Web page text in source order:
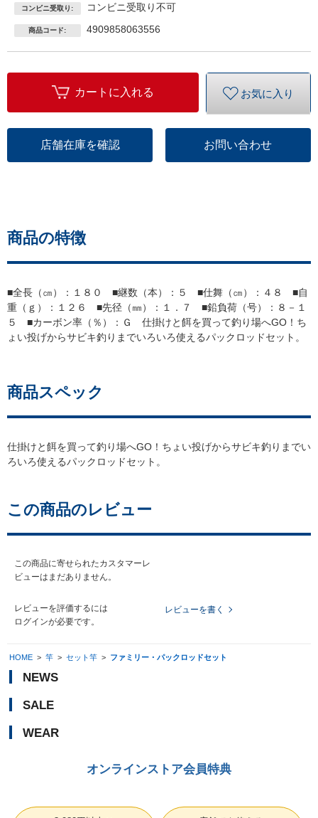
コンビニ受取り: コンビニ受取り不可
商品コード: 4909858063556
カートに入れる お気に入り
店舗在庫を確認 お問い合わせ
商品の特徴
■全長（㎝）：１８０ ■継数（本）：５ ■仕舞（㎝）：４８ ■自
重（ｇ）：１２６ ■先径（㎜）：１．７ ■鉛負荷（号）：８－１
５ ■カーボン率（％）：Ｇ 仕掛けと餌を買って釣り場へGO！ち
ょい投げからサビキ釣りまでいろいろ使えるパックロッドセット。
商品スペック
仕掛けと餌を買って釣り場へGO！ちょい投げからサビキ釣りまでい
ろいろ使えるパックロッドセット。
この商品のレビュー
この商品に寄せられたカスタマーレ
ビューはまだありません。
レビューを評価するには
ログインが必要です。
レビューを書く
HOME > 竿 > セット竿 > ファミリー・パックロッドセット
NEWS
SALE
WEAR
オンラインストア会員特典